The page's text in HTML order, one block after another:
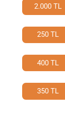
2.000 TL
250 TL
400 TL
350 TL